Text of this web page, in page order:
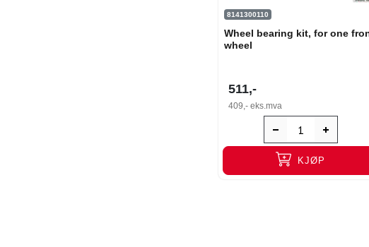
8141300110
Wheel bearing kit, for one
wheel
511,-
409,- eks.mva
KJØP